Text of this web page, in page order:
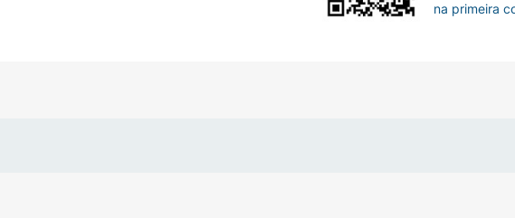
na primeira